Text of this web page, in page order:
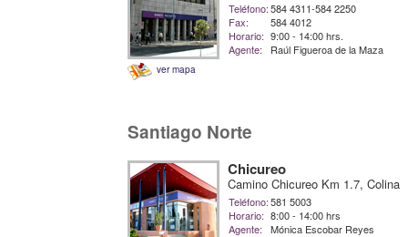
ver mapa
Teléfono:584 4311-584 2250
Fax:
584 4012
Horario: 9:00 - 14:00 hrs.
Agente:
Raúl Figueroa de la Maza
Santiago Norte
Chicureo
Camino Chicureo Km 1.7, Colina
Teléfono:581 5003
Horario: 8:00 - 14:00 hrs
Agente:
Mónica Escobar Reyes